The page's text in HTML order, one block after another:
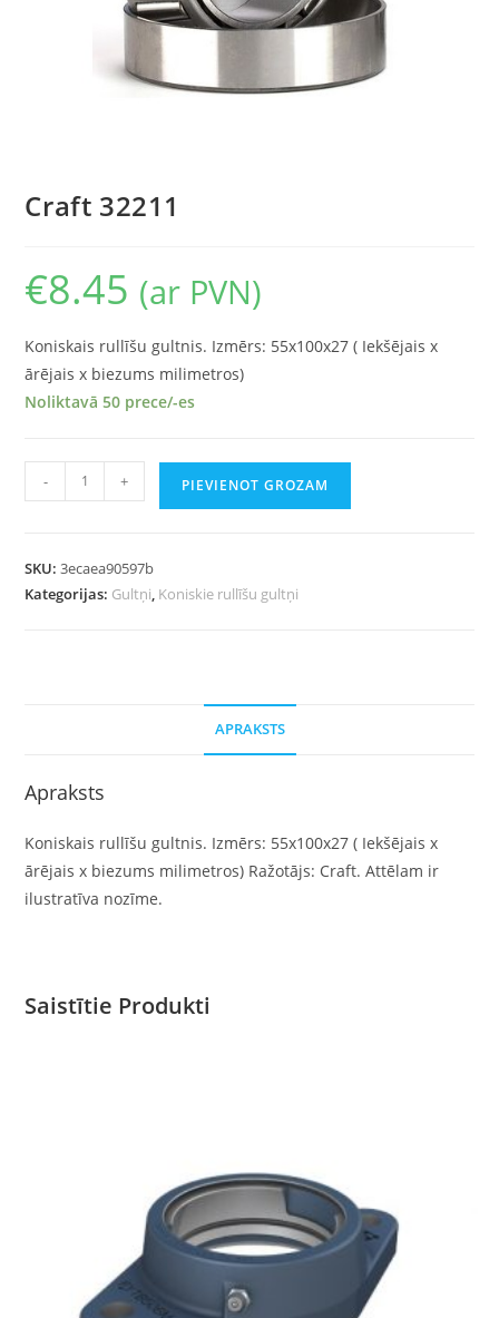
Craft 32211
€8.45 (ar PVN)
Koniskais rullīšu gultnis. Izmērs: 55x100x27 ( Iekšējais x
ārējais x biezums milimetros)
Noliktavā 50 prece/-es
- + PIEVIENOT GROZAM
SKU:3ecaea90597b
Kategorijas: Gultņi Koniskie rullīšu gultņi
APRAKSTS
Apraksts
Koniskais rullīšu gultnis. Izmērs: 55x100x27 ( Iekšējais x
ārējais x biezums milimetros) Ražotājs: Craft. Attēlam ir
ilustratīva nozīme.
Saistītie Produkti